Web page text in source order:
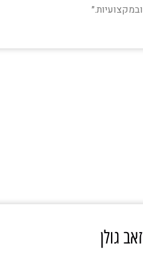
ובמקצועיות.״
זאב גולן